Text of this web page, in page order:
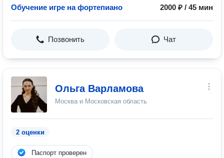
Обучение игре на фортепиано 2000 ₽ / 45 мин
Позвонить Чат
Ольга Варламова
Москва и Московская область
2 оценки
Паспорт проверен